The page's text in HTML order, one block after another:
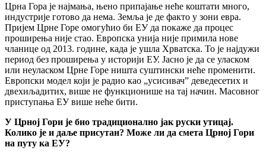
Црна Гора је најмања, њено припајање неће коштати много,
индустрије готово да нема. Земља је де факто у зони евра.
Пријем Црне Горе омогућио би ЕУ да покаже да процес
проширења није стао. Европска унија није примила нове
чланице од 2013. године, када је ушла Хрватска. То је најдужи
период без проширења у историји ЕУ. Јасно је да се уласком
или неуласком Црне Горе ништа суштински неће променити.
Европски модел који је радио као „усисивач” деведесетих и
двехиљадитих, више не функционише на тај начин. Масовног
приступања ЕУ више неће бити.
У Црној Гори је био традиционално јак руски утицај.
Колико је и даље присутан? Може ли да смета Црној Гори
на путу ка ЕУ?